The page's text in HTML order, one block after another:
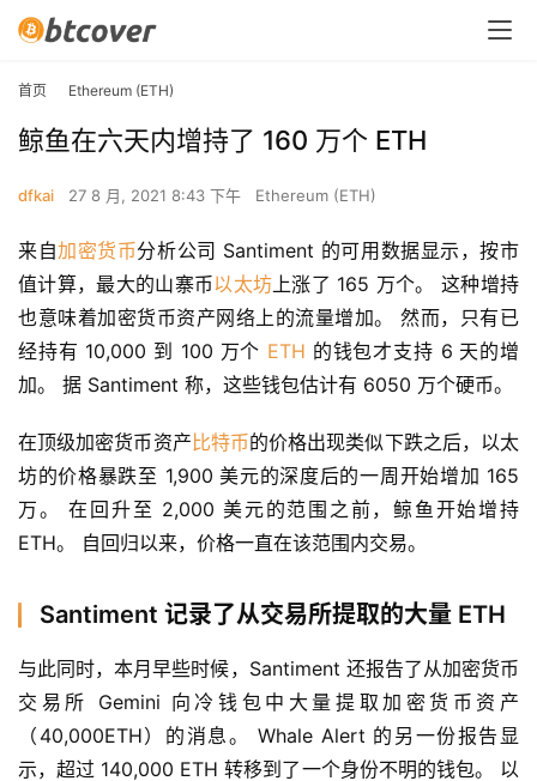
首页 Ethereum (ETH)
鲸鱼在六天内增持了 160 万个 ETH
dfkai 27 8 月, 2021 8:43 下午 Ethereum (ETH)
来自加密货币分析公司 Santiment 的可用数据显示，按市
值计算，最大的山寨币以太坊上涨了 165 万个。 这种增持
也意味着加密货币资产网络上的流量增加。 然而，只有已
经持有 10,000 到 100 万个 ETH 的钱包才支持 6 天的增
加。 据 Santiment 称，这些钱包估计有 6050 万个硬币。
在顶级加密货币资产 比特币的价格出现类似下跌之后，以太
坊的价格暴跌至 1,900 美元的深度后的一周开始增加 165
万。 在回升至 2,000 美元的范围之前，鲸鱼开始增持
ETH。 自回归以来，价格一直在该范围内交易。
Santiment 记录了从交易所提取的大量 ETH
与此同时，本月早些时候，Santiment 还报告了从加密货币
交易所 Gemini 向冷钱包中大量提取加密货币资产
（40,000ETH）的消息。 Whale Alert 的另一份报告显
示，超过 140,000 ETH 转移到了一个身份不明的钱包。 以